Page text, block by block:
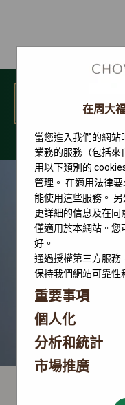
勞力士腕錶系列
在周大
當您進入我們的網站
業務的服務（包括來
用以下類別的
管理。 在適用法律
能使用這些服務。
更詳細的信息及在同
僅適用於本網站。您
好。
通過授權第三方服務
保持我們網站可靠性
重要事項
個人化
分析和統計
市場推廣